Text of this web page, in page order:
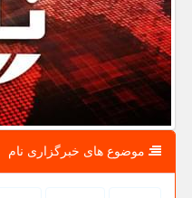
موضوع های خبرگزاری نام